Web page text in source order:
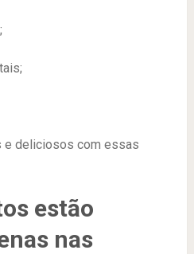
e deliciosos com essas
estão
nas